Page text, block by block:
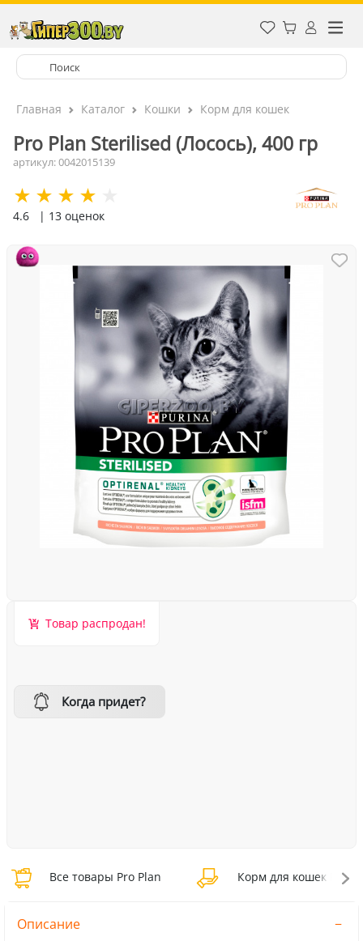
Главная Каталог Кошки Корм для кошек
Pro Plan Sterilised (Лосось), 400 гр
артикул: 0042015139
4.6 | 13 оценок
Товар распродан!
Когда придет?
Все товары Pro Plan Корм для кошек Pro
Описание